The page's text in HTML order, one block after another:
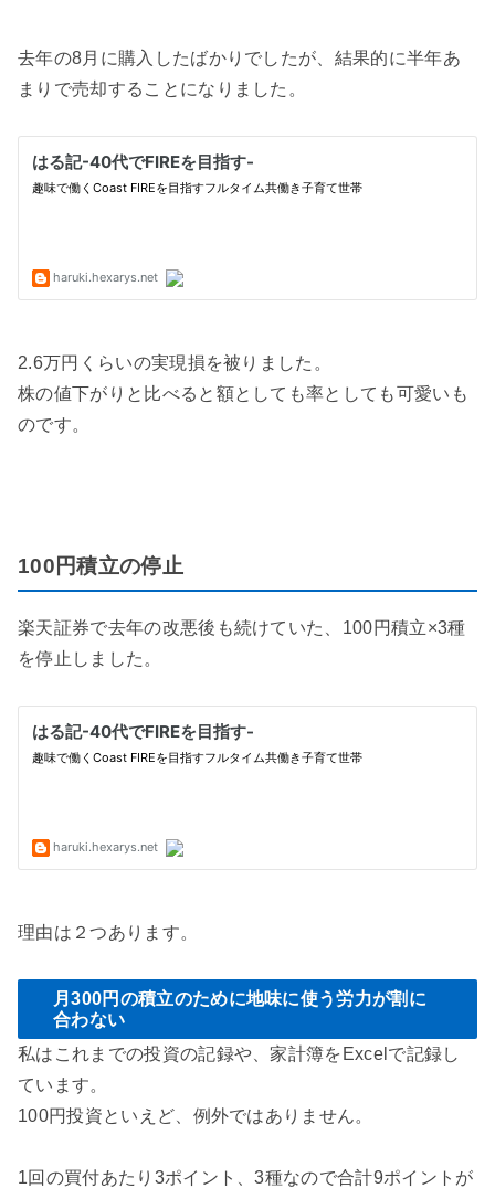
去年の8月に購入したばかりでしたが、結果的に半年あ
まりで売却することになりました。
2.6万円くらいの実現損を被りました。
株の値下がりと比べると額としても率としても可愛いも
のです。
100円積立の停止
楽天証券で去年の改悪後も続けていた、100円積立×3種
を停止しました。
理由は２つあります。
月300円の積立のために地味に使う労力が割に
合わない
私はこれまでの投資の記録や、家計簿をExcelで記録し
ています。
100円投資といえど、例外ではありません。
1回の買付あたり3ポイント、3種なので合計9ポイントが